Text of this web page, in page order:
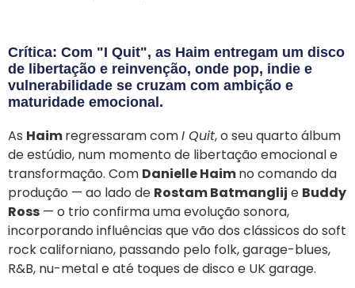
Crítica: Com "I Quit", as Haim entregam um disco
de libertação e reinvenção, onde pop, indie e
vulnerabilidade se cruzam com ambição e
maturidade emocional.
As Haimregressaram comI Quit, o seu quarto álbum
de estúdio, num momento de libertação emocional e
transformação. Com Danielle Haimno comando da
produção — ao lado de Rostam Batmanglij e Buddy
Ross — o trio confirma uma evolução sonora,
incorporando influências que vão dos clássicos do soft
rock californiano, passando pelo folk, garage-blues,
R&B, nu-metal e até toques de disco e UK garage.